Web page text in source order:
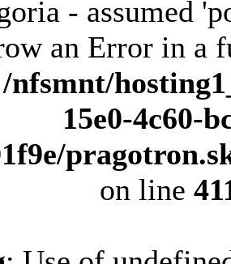
- assumed
an Error in a
/nfsmnt/
15e0-4c60-
on line